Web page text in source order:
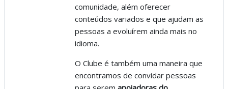
comunidade, além oferecer
conteúdos variados e que ajudam as
pessoas a evoluírem ainda mais no
idioma.
O Clube é também uma maneira que
encontramos de convidar pessoas